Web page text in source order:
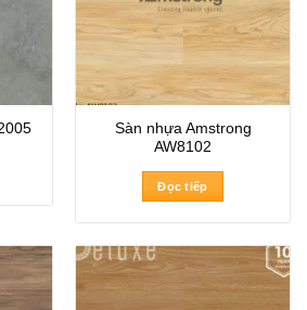
Sàn nhựa Amstrong
AW8102
Đọc tiếp